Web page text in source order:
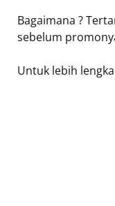
Bagaimana ?
sebelum
Untuk lebih